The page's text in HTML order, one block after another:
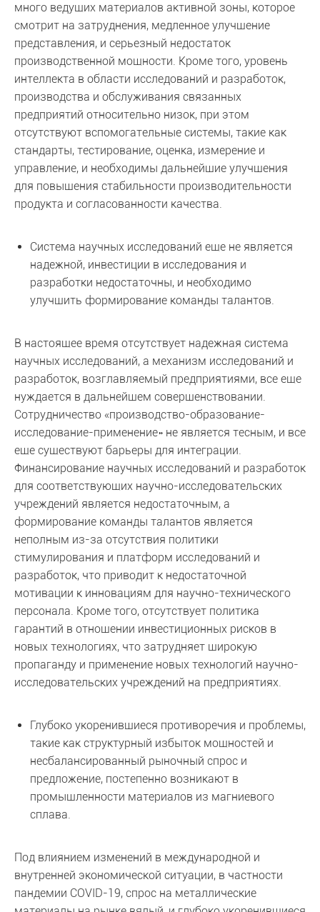
много ведущих материалов активной зоны, которое
смотрит на затруднения, медленное улучшение
представления, и серьезный недостаток
производственной мощности. Кроме того, уровень
интеллекта в области исследований и разработок,
производства и обслуживания связанных
предприятий относительно низок, при этом
отсутствуют вспомогательные системы, такие как
стандарты, тестирование, оценка, измерение и
управление, и необходимы дальнейшие улучшения
для повышения стабильности производительности
продукта и согласованности качества.
Система научных исследований еще не является
надежной, инвестиции в исследования и
разработки недостаточны, и необходимо
улучшить формирование команды талантов.
В настоящее время отсутствует надежная система
научных исследований, а механизм исследований и
разработок, возглавляемый предприятиями, все еще
нуждается в дальнейшем совершенствовании.
Сотрудничество «производство-образование-
исследование-применение» не является тесным, и все
еще существуют барьеры для интеграции.
Финансирование научных исследований и разработок
для соответствующих научно-исследовательских
учреждений является недостаточным, а
формирование команды талантов является
неполным из-за отсутствия политики
стимулирования и платформ исследований и
разработок, что приводит к недостаточной
мотивации к инновациям для научно-технического
персонала. Кроме того, отсутствует политика
гарантий в отношении инвестиционных рисков в
новых технологиях, что затрудняет широкую
пропаганду и применение новых технологий научно-
исследовательских учреждений на предприятиях.
Глубоко укоренившиеся противоречия и проблемы,
такие как структурный избыток мощностей и
несбалансированный рыночный спрос и
предложение, постепенно возникают в
промышленности материалов из магниевого
сплава.
Под влиянием изменений в международной и
внутренней экономической ситуации, в частности
пандемии COVID-19, спрос на металлические